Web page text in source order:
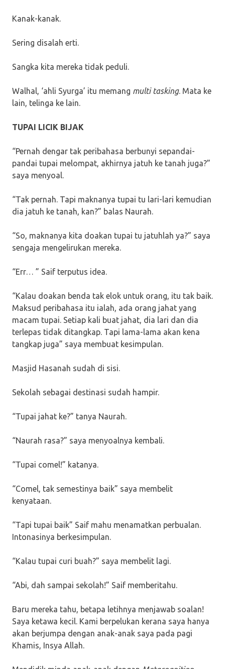
Kanak-kanak.
Sering disalah erti.
Sangka kita mereka tidak peduli.
Walhal, ‘ahli Syurga’ itu memang multi tasking. Mata ke
lain, telinga ke lain.
TUPAI LICIK BIJAK
“Pernah dengar tak peribahasa berbunyi sepandai-
pandai tupai melompat, akhirnya jatuh ke tanah juga?”
saya menyoal.
“Tak pernah. Tapi maknanya tupai tu lari-lari kemudian
dia jatuh ke tanah, kan?” balas Naurah.
“So, maknanya kita doakan tupai tu jatuhlah ya?” saya
sengaja mengelirukan mereka.
“Err… ” Saif terputus idea.
“Kalau doakan benda tak elok untuk orang, itu tak baik.
Maksud peribahasa itu ialah, ada orang jahat yang
macam tupai. Setiap kali buat jahat, dia lari dan dia
terlepas tidak ditangkap. Tapi lama-lama akan kena
tangkap juga” saya membuat kesimpulan.
Masjid Hasanah sudah di sisi.
Sekolah sebagai destinasi sudah hampir.
“Tupai jahat ke?” tanya Naurah.
“Naurah rasa?” saya menyoalnya kembali.
“Tupai comel!” katanya.
“Comel, tak semestinya baik” saya membelit
kenyataan.
“Tapi tupai baik” Saif mahu menamatkan perbualan.
Intonasinya berkesimpulan.
“Kalau tupai curi buah?” saya membelit lagi.
“Abi, dah sampai sekolah!” Saif memberitahu.
Baru mereka tahu, betapa letihnya menjawab soalan!
Saya ketawa kecil. Kami berpelukan kerana saya hanya
akan berjumpa dengan anak-anak saya pada pagi
Khamis, Insya Allah.